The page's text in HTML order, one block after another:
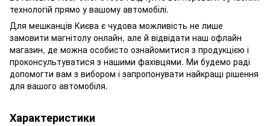
технологій прямо у вашому автомобілі.
Для мешканців Києва є чудова можливість не лише
замовити магнітолу онлайн, але й відвідати наш офлайн
магазин, де можна особисто ознайомитися з продукцією і
проконсультуватися з нашими фахівцями. Ми будемо раді
допомогти вам з вибором і запропонувати найкращі рішення
для вашого автомобіля.
Характеристики